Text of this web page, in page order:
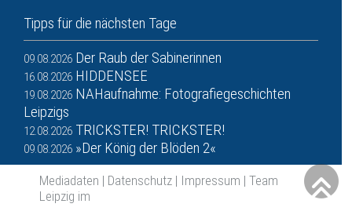
Tipps für die nächsten Tage
09.08.2026 Der Raub der Sabinerinnen
16.08.2026 HIDDENSEE
19.08.2026 NAHaufnahme: Fotografiegeschichten
Leipzigs
12.08.2026 TRICKSTER! TRICKSTER!
09.08.2026 »Der König der Blöden 2«
Mediadaten | Datenschutz | Impressum | Team
Leipzig im